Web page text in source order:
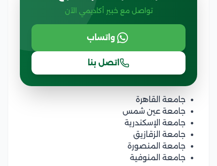
تواصل مع خبير أكاديمي الآن
واتساب
اتصل بنا
جامعة القاهرة
جامعة عين شمس
جامعة الإسكندرية
جامعة الزقازيق
جامعة المنصورة
جامعة المنوفية